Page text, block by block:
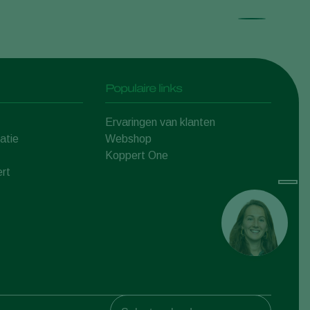
Populaire links
Ervaringen van klanten
Webshop
Koppert One